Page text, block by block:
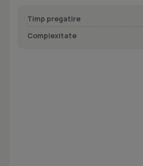
Timp pregatire
Complexitate